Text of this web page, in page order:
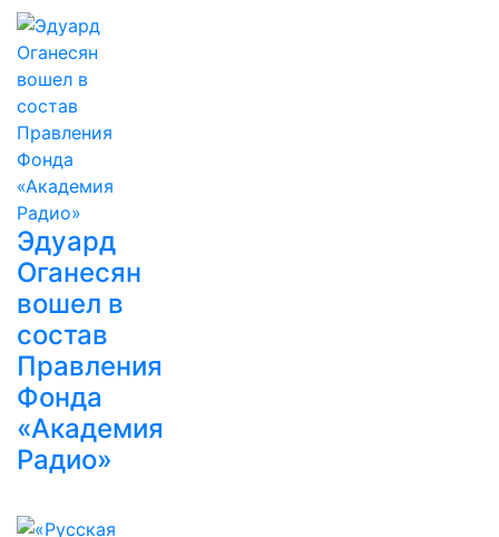
Эдуард
Оганесян
вошел в
состав
Правления
Фонда
«Академия
Радио»